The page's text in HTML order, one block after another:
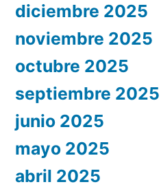
diciembre 2025
noviembre 2025
octubre 2025
septiembre 2025
junio 2025
mayo 2025
abril 2025